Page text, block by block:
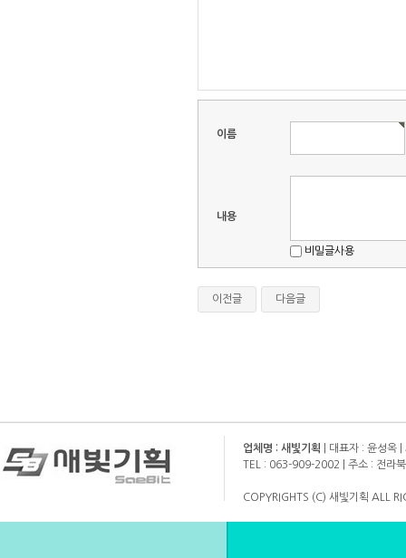
이름
내용
비밀글사용
이전글 다음글
업체명 : 새빛기획 | 대표자 : 윤성옥
TEL : 063-909-2002 | 주소 : 전라
COPYRIGHTS (C) 새빛기획 ALL